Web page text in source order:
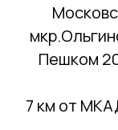
Пешком
7 км от